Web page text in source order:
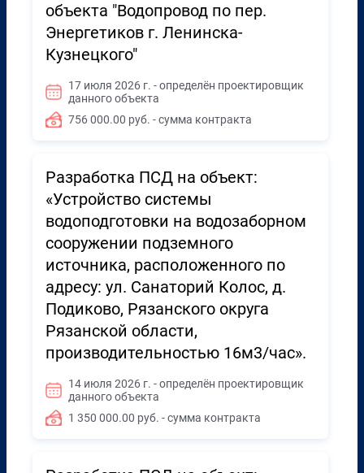
объекта "Водопровод по пер.
Энергетиков г. Ленинска-
Кузнецкого"
17 июля 2026 г. - определён проектировщик
данного объекта
756 000.00 руб. - сумма контракта
Разработка ПСД на объект:
«Устройство системы
водоподготовки на водозаборном
сооружении подземного
источника, расположенного по
адресу: ул. Санаторий Колос, д.
Подиково, Рязанского округа
Рязанской области,
производительностью 16м3/час».
14 июля 2026 г. - определён проектировщик
данного объекта
1 350 000.00 руб. - сумма контракта